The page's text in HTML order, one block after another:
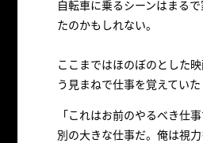
自転車に乗るシーンはまる
たのかもしれない。
ここまではほのぼのとした
う見まねで仕事を覚えてい
「これはお前のやるべき仕
別の大きな仕事だ。俺は視